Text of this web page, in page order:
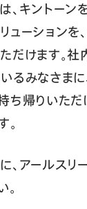
、キントーン
ューションを
だけます。
るみなさま
ち帰りいた
。
、アールスリ
。